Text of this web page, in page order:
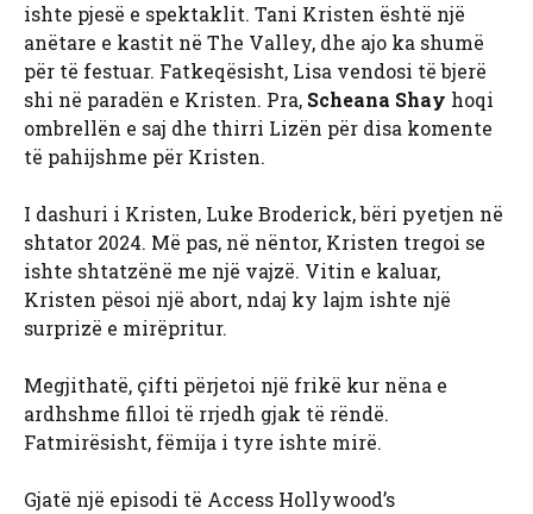
ishte pjesë e spektaklit. Tani Kristen është një
anëtare e kastit në The Valley, dhe ajo ka shumë
për të festuar. Fatkeqësisht, Lisa vendosi të bjerë
shi në paradën e Kristen. Pra, Scheana Shay hoqi
ombrellën e saj dhe thirri Lizën për disa komente
të pahijshme për Kristen.
I dashuri i Kristen, Luke Broderick, bëri pyetjen në
shtator 2024. Më pas, në nëntor, Kristen tregoi se
ishte shtatzënë me një vajzë. Vitin e kaluar,
Kristen pësoi një abort, ndaj ky lajm ishte një
surprizë e mirëpritur.
Megjithatë, çifti përjetoi një frikë kur nëna e
ardhshme filloi të rrjedh gjak të rëndë.
Fatmirësisht, fëmija i tyre ishte mirë.
Gjatë një episodi të Access Hollywood’s